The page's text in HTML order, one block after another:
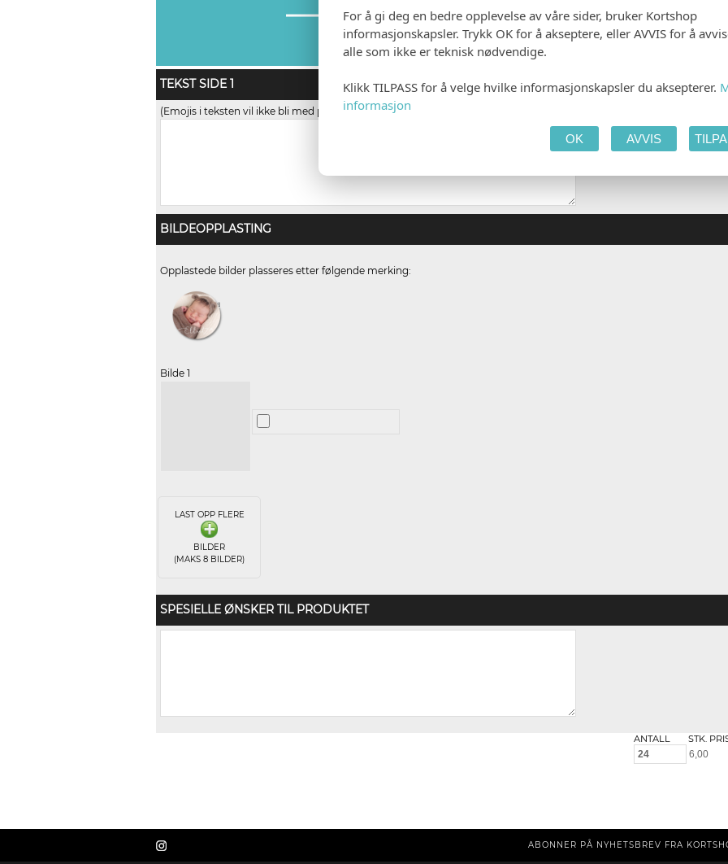
TEKST SIDE 1
(Emojis i teksten vil ikke bli med på trykk)
BILDEOPPLASTING
Opplastede bilder plasseres etter følgende merking:
Bilde 1
LAST OPP FLERE
BILDER
(MAKS 8 BILDER)
SPESIELLE ØNSKER TIL PRODUKTET
ANTALL STK.
ABONNER PÅ NYHETSBREV FRA
For å gi deg en bedre opplevelse av våre sider, bruker Kortshop
informasjonskapsler. Trykk OK for å akseptere, eller AVVIS for å
alle som ikke er teknisk nødvendige.
Klikk TILPASS for å velge hvilke informasjonskapsler du aksepterer.
informasjon
OK AVVIS